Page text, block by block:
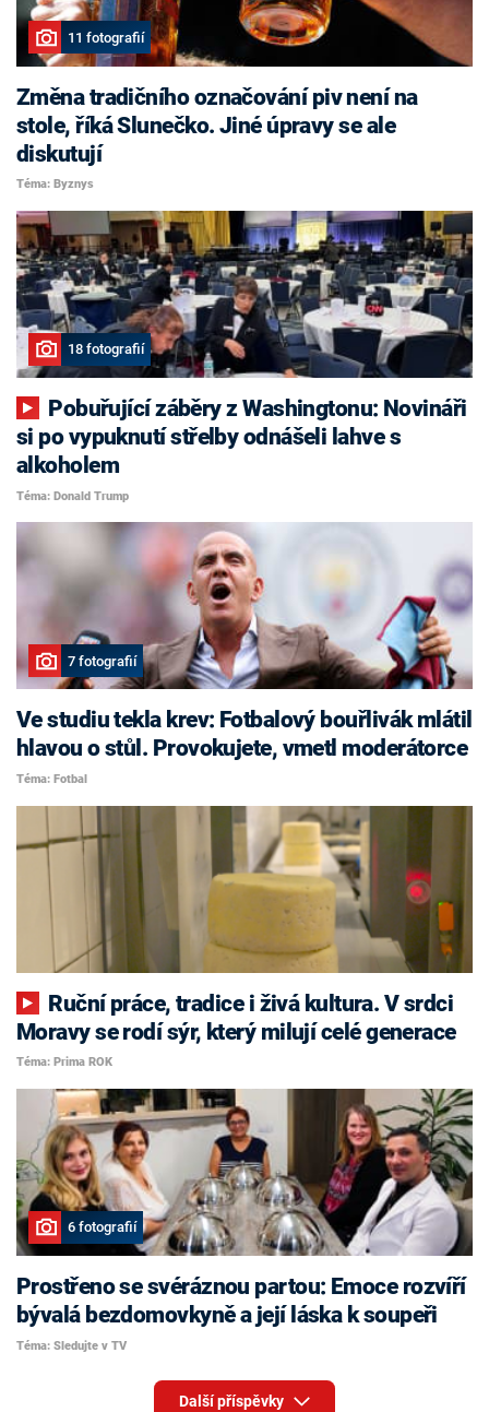
11 fotografií
Změna tradičního označování piv není na
stole, říká Slunečko. Jiné úpravy se ale
diskutují
Téma: Byznys
18 fotografií
si po vypuknutí střelby odnášeli lahve s
alkoholem
Téma: Donald Trump
7 fotografií
Ve studiu tekla krev: Fotbalový bouřlivák mlátil
hlavou o stůl. Provokujete, vmetl moderátorce
Téma: Fotbal
Moravy se rodí sýr, který milují celé generace
Téma: Prima ROK
6 fotografií
Prostřeno se svéráznou partou: Emoce rozvíří
bývalá bezdomovkyně a její láska k soupeři
Téma: Sledujte v TV
Další příspěvky